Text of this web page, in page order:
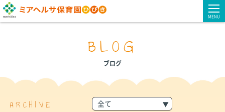
MENU
BLOG
ブログ
ARCHIVE